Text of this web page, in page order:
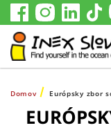
Domov Európsky zbor